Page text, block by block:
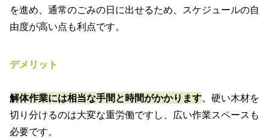
を進め、通常のごみの日に出せるため、スケジュールの自
由度が高い点も利点です。
デメリット
解体作業には相当な手間と時間がかかります。硬い木材を
切り分けるのは大変な重労働ですし、広い作業スペースも
必要です。